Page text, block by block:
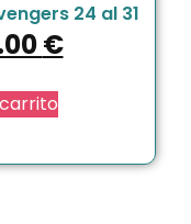
24 al 31
€